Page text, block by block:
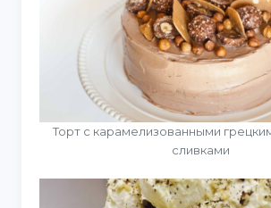
Торт с карамелизованными
сливками